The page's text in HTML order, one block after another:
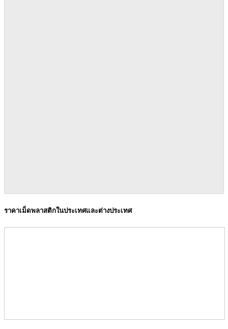
ราคาเม็ดพลาสติกในประเทศและต่างประเทศ